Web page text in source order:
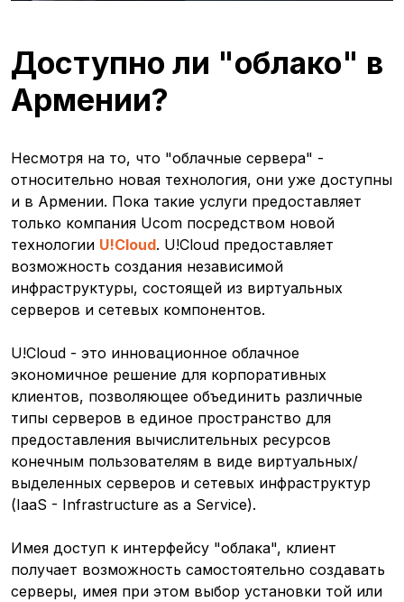
Доступно ли "облако" в
Армении?
Несмотря на то, что "облачные сервера" -
относительно новая технология, они уже доступны
и в Армении. Пока такие услуги предоставляет
только компания Ucom посредством новой
технологии U!Cloud. U!Cloud предоставляет
возможность создания независимой
инфраструктуры, состоящей из виртуальных
серверов и сетевых компонентов.
U!Cloud - это инновационное облачное
экономичное решение для корпоративных
клиентов, позволяющее объединить различные
типы серверов в единое пространство для
предоставления вычислительных ресурсов
конечным пользователям в виде виртуальных/
выделенных серверов и сетевых инфраструктур
(IaaS - Infrastructure as a Service).
Имея доступ к интерфейсу "облака", клиент
получает возможность самостоятельно создавать
серверы, имея при этом выбор установки той или